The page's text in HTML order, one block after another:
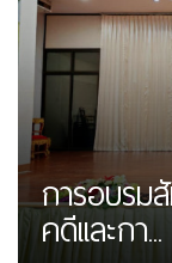
การอบรม
คดีเเละกา...